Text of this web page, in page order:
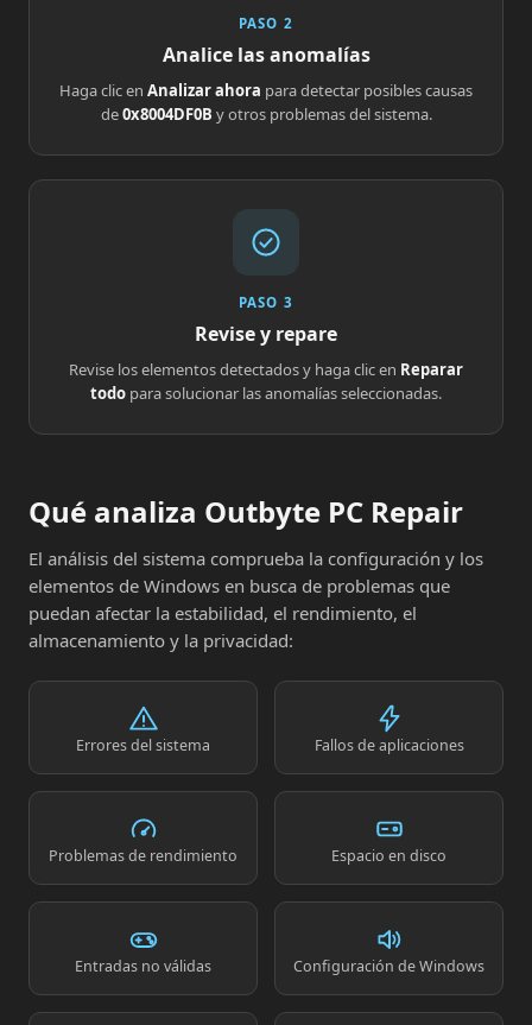
PASO 2
Analice las anomalías
Haga clic en Analizar ahora para detectar posibles causas
de0x8004DF0B y otros problemas del sistema.
PASO 3
Revise y repare
Revise los elementos detectados y haga clic en Reparar
todo para solucionar las anomalías seleccionadas.
Qué analiza Outbyte PC Repair
El análisis del sistema comprueba la configuración y los
elementos de Windows en busca de problemas que
puedan afectar la estabilidad, el rendimiento, el
almacenamiento y la privacidad:
Errores del sistema Fallos de aplicaciones
Problemas de rendimiento Espacio en disco
Entradas no válidas Configuración de Windows